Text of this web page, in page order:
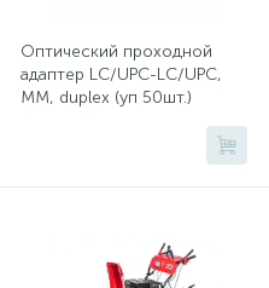
Оптический проходной
адаптер LC/UPC-LC/UPC,
MM, duplex (уп 50шт.)